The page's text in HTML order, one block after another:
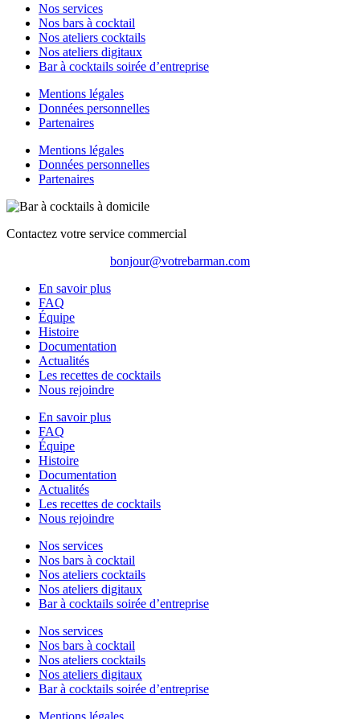
Nos services
Nos bars à cocktail
Nos ateliers cocktails
Nos ateliers digitaux
Bar à cocktails soirée d’entreprise
Mentions légales
Données personnelles
Partenaires
Mentions légales
Données personnelles
Partenaires
Contactez votre service commercial
bonjour@votrebarman.com
En savoir plus
FAQ
Équipe
Histoire
Documentation
Actualités
Les recettes de cocktails
Nous rejoindre
En savoir plus
FAQ
Équipe
Histoire
Documentation
Actualités
Les recettes de cocktails
Nous rejoindre
Nos services
Nos bars à cocktail
Nos ateliers cocktails
Nos ateliers digitaux
Bar à cocktails soirée d’entreprise
Nos services
Nos bars à cocktail
Nos ateliers cocktails
Nos ateliers digitaux
Bar à cocktails soirée d’entreprise
Mentions légales